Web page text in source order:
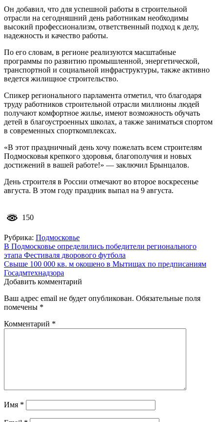
Он добавил, что для успешной работы в строительной
отрасли на сегодняшний день работникам необходимы
высокий профессионализм, ответственный подход к делу,
надежность и качество работы.
По его словам, в регионе реализуются масштабные
программы по развитию промышленной, энергетической,
транспортной и социальной инфраструктуры, также активно
ведется жилищное строительство.
Спикер регионального парламента отметил, что благодаря
труду работников строительной отрасли миллионы людей
получают комфортное жилье, имеют возможность обучать
детей в благоустроенных школах, а также заниматься спортом
в современных спорткомплексах.
«В этот праздничный день хочу пожелать всем строителям
Подмосковья крепкого здоровья, благополучия и новых
достижений в вашей работе!» — заключил Брынцалов.
День строителя в России отмечают во второе воскресенье
августа. В этом году праздник выпал на 9 августа.
150
Рубрика: Подмосковье
Навигация
по
записям
В Подмосковье определились победители регионального
этапа Фестиваля дворового футбола
Свыше 100 000 кв. м окошено в Мытищах по предписаниям
Госадмтехнадзора
Добавить комментарий
Ваш адрес email не будет опубликован. Обязательные поля
помечены *
Комментарий *
Имя *